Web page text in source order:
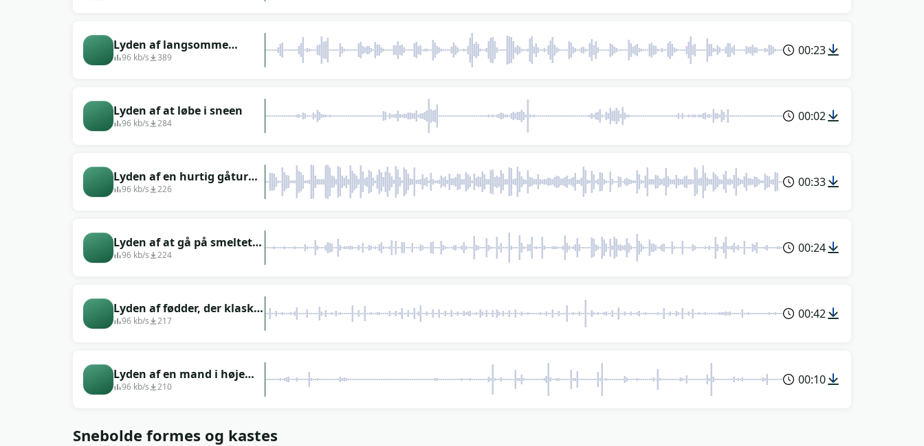
Lyden af langsomme
fodtrin på store snedriver
96 kb/s 389 00:23
Lyden af at løbe i sneen
96 kb/s 284 00:02
Lyden af en hurtig gåtur
gennem sneen under en
96 kb/s 226 00:33
Lyden af at gå på smeltet
sne om foråret
96 kb/s 224 00:24
Lyden af fødder, der klasker
på frosne vandpytter
96 kb/s 217 00:42
Lyden af en mand i høje
hæle, der går på et isglat
96 kb/s 210 00:10
Snebolde formes og kastes